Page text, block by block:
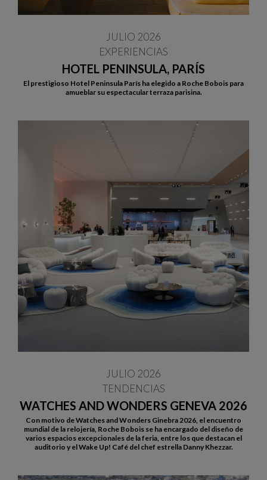
HOTEL PENINSULA, PARÍS
JULIO 2026
EXPERIENCIAS
El prestigioso Hotel Peninsula París ha elegido a Roche Bobois para
amueblar su espectacular terraza parisina.
WATCHES AND WONDERS GENEVA 2026
JULIO 2026
TENDENCIAS
Con motivo de Watches and Wonders Ginebra 2026, el encuentro
mundial de la relojería, Roche Bobois se ha encargado del diseño de
varios espacios excepcionales de la feria, entre los que destacan el
auditorio y el Wake Up! Café del chef estrella Danny Khezzar.